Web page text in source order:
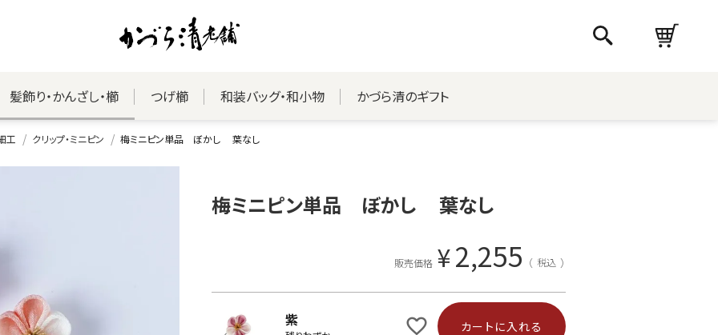
髪飾り・かんざし・櫛 つげ櫛 和装バッグ・和小物 かづら清のギフト
工 クリップ・ミニピン 梅ミニピン単品 ぼかし 葉なし
梅ミニピン単品 ぼかし 葉なし
販売価格 ¥2,255 税込
紫 カートに入れる